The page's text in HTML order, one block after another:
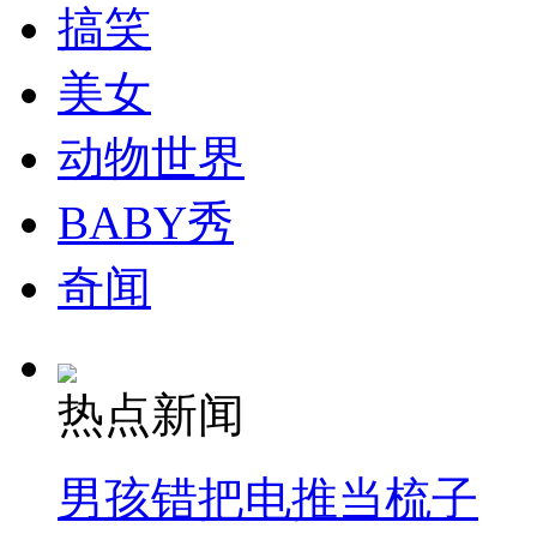
走！跟着总书记去植树
消防员救轻生者 花炮节热闹非凡
司机酒驾遇交警 急速倒车逃窜
搞笑
美女
动物世界
BABY秀
奇闻
热点新闻
男孩错把电推当梳子